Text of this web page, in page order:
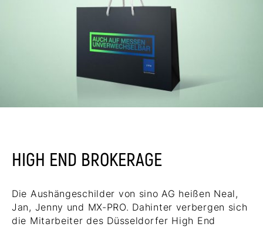
HIGH END BROKERAGE
Die Aushängeschilder von sino AG heißen Neal,
Jan, Jenny und MX-PRO. Dahinter verbergen sich
die Mitarbeiter des Düsseldorfer High End